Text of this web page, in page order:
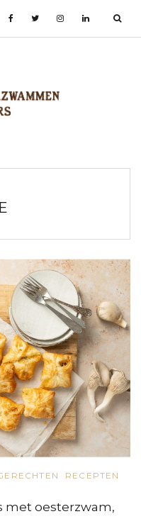
RECEPTEN
met oesterzwam,